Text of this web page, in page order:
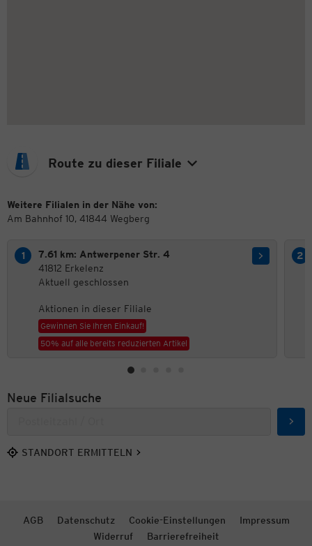
Route zu dieser Filiale
Weitere Filialen in der Nähe von:
Am Bahnhof 10, 41844 Wegberg
7.61 km: Antwerpener Str. 4
41812 Erkelenz
Aktuell geschlossen
Aktionen in dieser Filiale
Gewinnen Sie Ihren Einkauf!
50% auf alle bereits reduzierten Artikel
Neue Filialsuche
STANDORT ERMITTELN
AGB Datenschutz Cookie-Einstellungen
Impressum
Widerruf
Barrierefreiheit